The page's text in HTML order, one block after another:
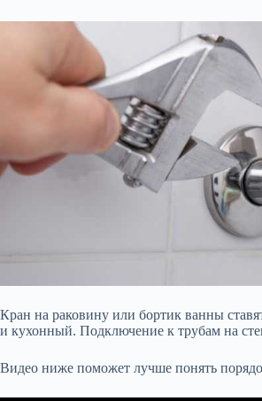
Кран на раковину или бортик ванны
и кухонный. Подключение к трубам на
Видео ниже поможет лучше понять